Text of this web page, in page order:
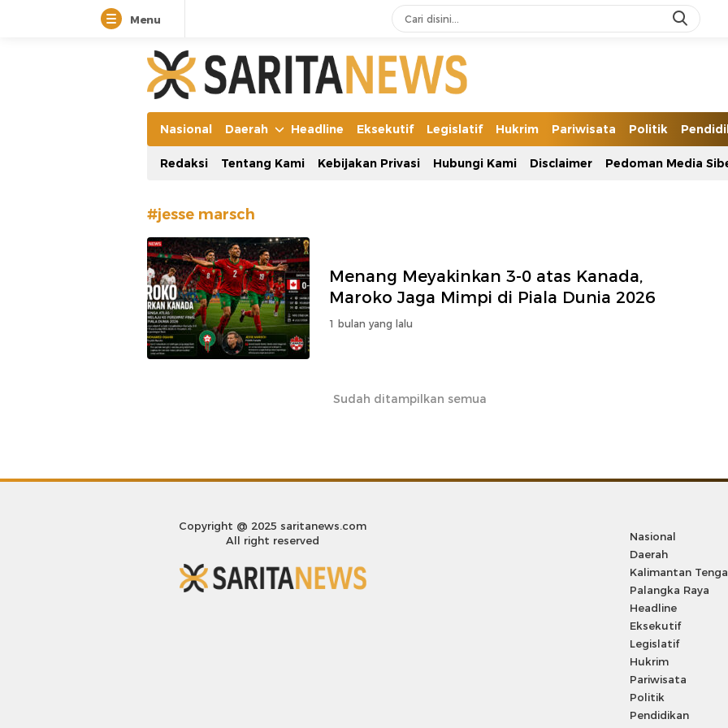
Menu
Manifestasi Arus Kebenaran
Nasional Daerah Headline Eksekutif Legislatif Hukrim Pariwisata Politik
Redaksi Tentang Kami Kebijakan Privasi Hubungi Kami Disclaimer Pedoman Media
#jesse marsch
Menang Meyakinkan 3-0 atas Kanada,
Maroko Jaga Mimpi di Piala Dunia 2026
1 bulan yang lalu
Sudah ditampilkan semua
Copyright @ 2025 saritanews.com
All right reserved
Nasional
Daerah
Kalimantan
Palangka Raya
Headline
Eksekutif
Legislatif
Hukrim
Pariwisata
Politik
Pendidikan